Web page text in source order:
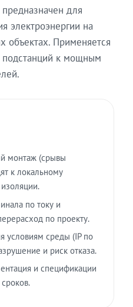
для
электроэнергии на
Применяется
подстанций к мощным
монтаж (срывы
к локальному
по току и
по проекту.
условиям среды (IP по
и риск отказа.
и спецификации